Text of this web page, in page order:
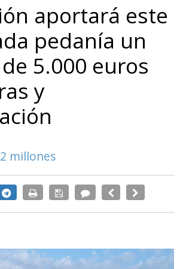
aportará este
pedanía un
5.000 euros
y
millones